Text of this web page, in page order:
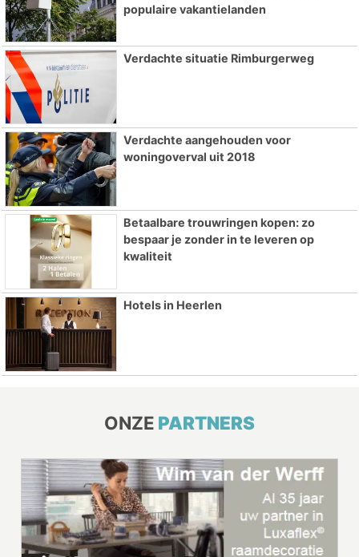
populaire vakantielanden
Verdachte situatie Rimburgerweg
Verdachte aangehouden voor
woningoverval uit 2018
Betaalbare trouwringen kopen: zo
bespaar je zonder in te leveren op
kwaliteit
Hotels in Heerlen
ONZE PARTNERS